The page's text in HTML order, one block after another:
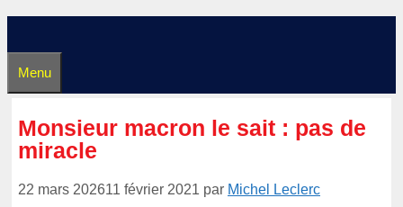
Menu
Monsieur macron le sait : pas de
miracle
22 mars 202611 février 2021 par Michel Leclerc